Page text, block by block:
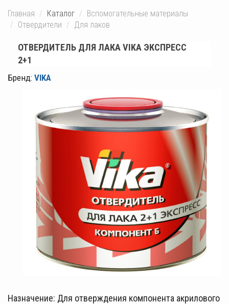
Главная Каталог
Вспомогательные материалы
Отвердители
Для лаков
ОТВЕРДИТЕЛЬ ДЛЯ ЛАКА VIKA ЭКСПРЕСС
2+1
Бренд: VIKA
Назначение: Для отверждения компонента акрилового